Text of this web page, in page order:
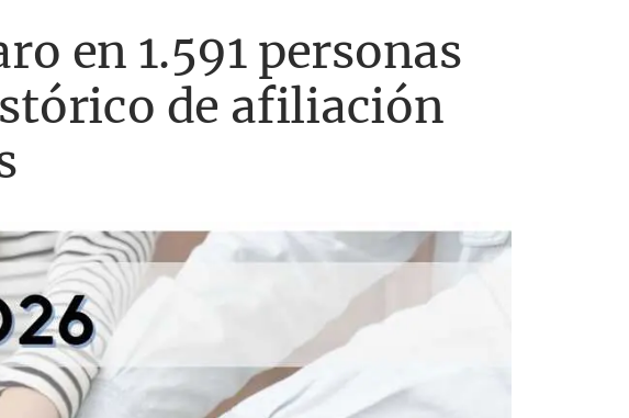
en 1.591 personas
de afiliación